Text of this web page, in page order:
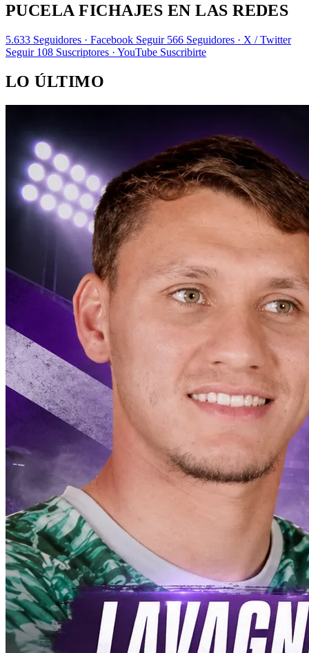
PUCELA FICHAJES EN LAS REDES
5.633 Seguidores · Facebook Seguir 566 Seguidores · X / Twitter
Seguir 108 Suscriptores · YouTube Suscribirte
LO ÚLTIMO